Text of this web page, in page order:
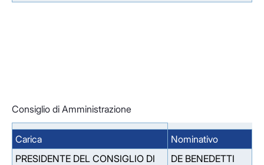
Consiglio di Amministrazione
Carica
Nominativo
PRESIDENTE DEL CONSIGLIO DI
DE BENEDETTI